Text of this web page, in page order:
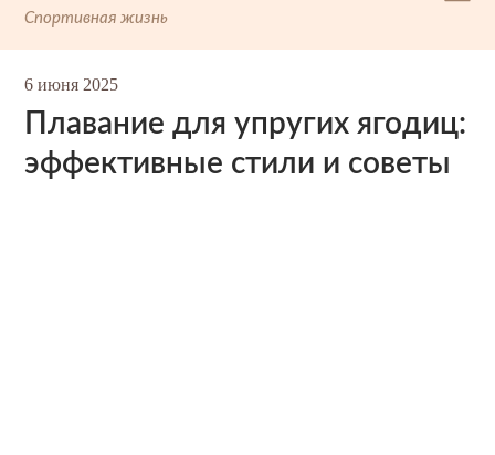
Спортивная жизнь
6 июня 2025
Плавание для упругих ягодиц:
эффективные стили и советы